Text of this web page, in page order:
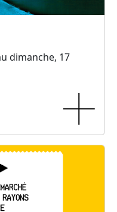
dimanche, 17